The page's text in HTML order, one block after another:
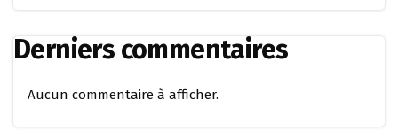
Derniers commentaires
Aucun commentaire à afficher.